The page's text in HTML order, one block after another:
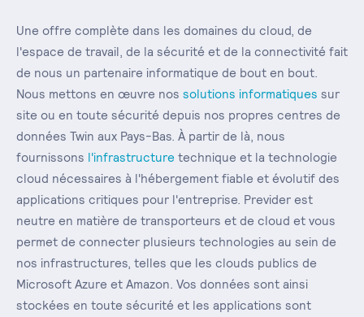
Une offre complète dans les domaines du cloud, de
l'espace de travail, de la sécurité et de la connectivité fait
de nous un partenaire informatique de bout en bout.
Nous mettons en œuvre nos solutions informatiques sur
site ou en toute sécurité depuis nos propres centres de
données Twin aux Pays-Bas. À partir de là, nous
fournissons l'infrastructure technique et la technologie
cloud nécessaires à l'hébergement fiable et évolutif des
applications critiques pour l'entreprise. Previder est
neutre en matière de transporteurs et de cloud et vous
permet de connecter plusieurs technologies au sein de
nos infrastructures, telles que les clouds publics de
Microsoft Azure et Amazon. Vos données sont ainsi
stockées en toute sécurité et les applications sont